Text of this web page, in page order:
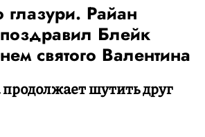
глазури. Райан
Блейк
святого Валентина
продолжает шутить друг